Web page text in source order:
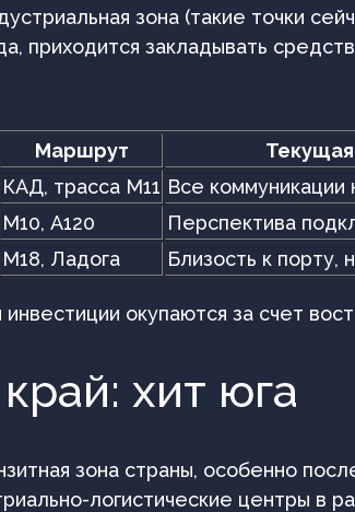
зона (такие точки
приходится закладывать
Маршрут
КАД, трасса М11 Все коммуникации
М10, А120
Перспектива
М18, Ладога Близость к порту,
окупаются за счет
хит юга
зона страны, особенно
логистические центры в